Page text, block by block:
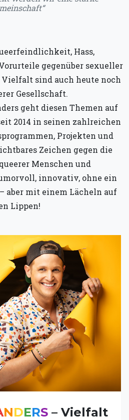
Hass,
gegenüber sexueller
sind auch heute noch
Gesellschaft.
geht diesen Themen auf
2014 in seinen zahlreichen
Projekten und
Zeichen gegen die
Menschen und
innovativ, ohne ein
aber mit einem Lächeln auf
Lippen!
NDERS – Vielfalt